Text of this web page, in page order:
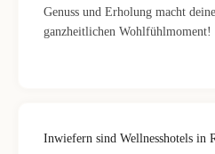
Genuss und Erholung macht
ganzheitlichen Wohlfühlmoment!
Inwiefern sind Wellnesshotels in